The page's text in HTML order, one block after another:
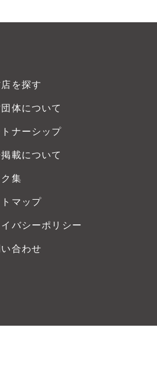
を探す
体について
ナーシップ
載について
集
マップ
バシーポリシー
合わせ